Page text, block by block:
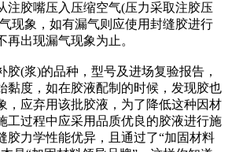
注胶嘴压入压缩空气(压力采取注胶压
现象，如有漏气则应使用封缝胶进行
出现漏气现象为止。
胶(浆)的品种，型号及进场复验报告，
黏度，如在胶液配制的时候，发现胶也
，应弃用该批胶液，为了降低这种因材
工过程中应采用品质优良的胶液进行施
胶力学性能优异，且通过了“加固材料